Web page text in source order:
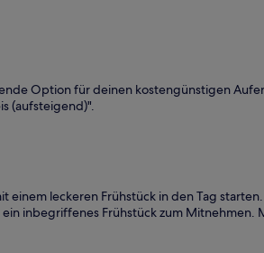
Option für deinen kostengünstigen
(aufsteigend)".
einem leckeren Frühstück in den Tag starten.
inbegriffenes Frühstück zum Mitnehmen.